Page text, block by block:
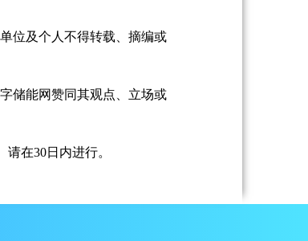
位及个人不得转载、摘编或
储能网赞同其观点、立场或
在30日内进行。